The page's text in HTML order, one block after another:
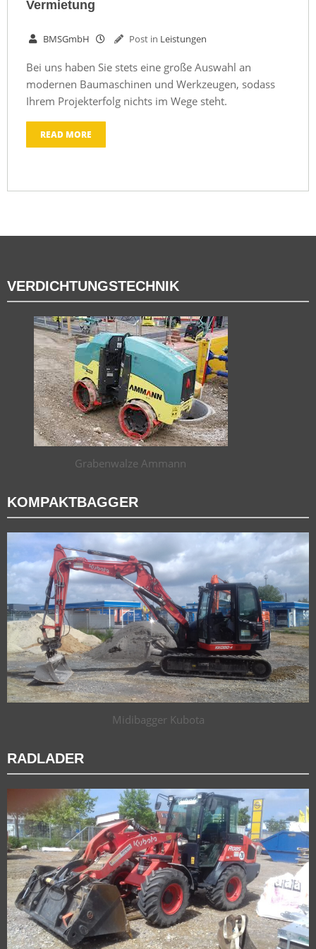
Vermietung
BMSGmbH Post in Leistungen
Bei uns haben Sie stets eine große Auswahl an
modernen Baumaschinen und Werkzeugen, sodass
Ihrem Projekterfolg nichts im Wege steht.
READ MORE
VERDICHTUNGSTECHNIK
Grabenwalze Ammann
KOMPAKTBAGGER
Midibagger Kubota
RADLADER